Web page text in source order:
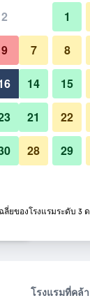
เลานจ์
รูปภาพข
โรงแรมที่คล้
2
9
1
7 8
14 15
21 22
28 29
ยของโรงแรมระดับ 3